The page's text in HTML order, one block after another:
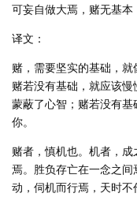
可妄自做大焉，赌无基本
译文：
赌，需要坚实的基础，就
赌若没有基础，就应该慢
蒙蔽了心智；赌若没有
你。
赌者，慎机也。机者，
焉。胜负存亡在一念之
动，伺机而行焉，天时不